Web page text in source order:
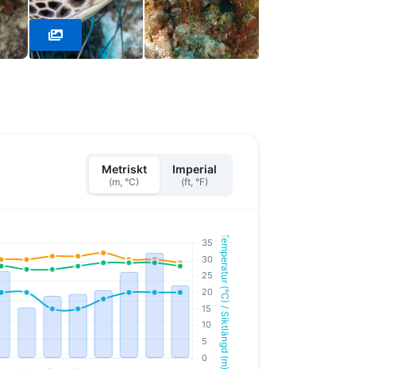
Metriskt
(m, °C)
Imperial
(ft, °F)